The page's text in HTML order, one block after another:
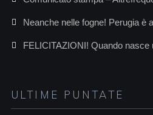
Neanche nelle fogne! Perugia è
FELICITAZIONI! Quando nasce
ULTIME PUNTATE